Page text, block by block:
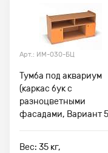
Арт.: ИМ-030-БЦ
Тумба под аквариум
(каркас бук с
разноцветными
фасадами, Вариант
Вес: 35 кг,